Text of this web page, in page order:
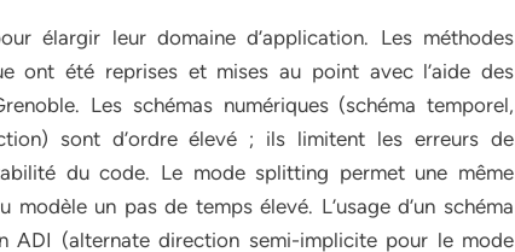
élargir leur domaine d’application. Les méthodes
ont été reprises et mises au point avec l’aide des
Les schémas numériques (schéma temporel,
sont d’ordre élevé ; ils limitent les erreurs de
du code. Le mode splitting permet une même
un pas de temps élevé. L’usage d’un schéma
ADI (alternate direction semi-implicite pour le mode